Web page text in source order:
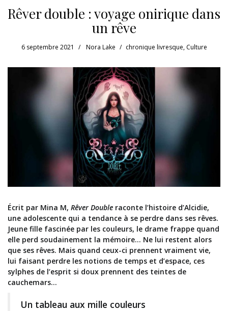
Rêver double : voyage onirique dans
un rêve
6 septembre 2021 Nora Lake chronique livresque, Culture
Écrit par Mina M, Rêver Double raconte l’histoire d’Alcidie,
une adolescente qui a tendance à se perdre dans ses rêves.
Jeune fille fascinée par les couleurs, le drame frappe quand
elle perd soudainement la mémoire… Ne lui restent alors
que ses rêves. Mais quand ceux-ci prennent vraiment vie,
lui faisant perdre les notions de temps et d’espace, ces
sylphes de l’esprit si doux prennent des teintes de
cauchemars…
Un tableau aux mille couleurs